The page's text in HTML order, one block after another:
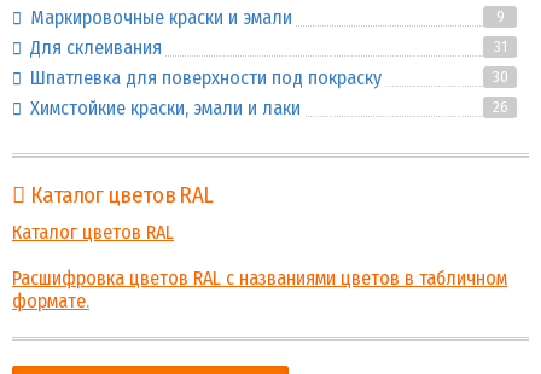
Маркировочные краски и эмали 9
Для склеивания 31
Шпатлевка для поверхности под покраску 30
Химстойкие краски, эмали и лаки 26
Каталог цветов RAL
Каталог цветов RAL
Расшифровка цветов RAL с названиями цветов в табличном
формате.